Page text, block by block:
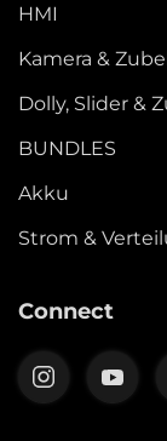
HMI
Kamera &
Dolly, Slider &
BUNDLES
Akku
Strom &
Connect